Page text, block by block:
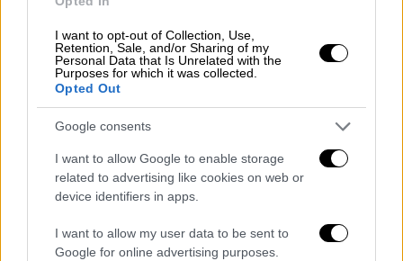
I want to opt-out of Collection, Use,
Retention, Sale, and/or Sharing of my
Personal Data that Is Unrelated with the
Purposes for which it was collected.
Opted Out
Google consents
I want to allow Google to enable storage
related to advertising like cookies on web or
device identifiers in apps.
I want to allow my user data to be sent to
Google for online advertising purposes.
Δυρραχίου και πάσης Αλβανίας κυρού
Αναστασίου. Ο Μακαριώτατος εκοιμήθη
σήμερα, 25 Ιανουαρίου 2025, στις 8:30 π.μ.
(ώρα Ελλάδος) σε ηλικία 95 ετών, στο
Νοσοκομείο "Ο Ευαγγελισμός" των Αθηνών
συνεπείαπολυοργανικής ανεπαρκείας
. Είχε
προηγηθεί πολυήμερη νοσηλεία στο
Νοσοκομείο "Υγεία" των Τιράνων. Καλούμε
το χριστεπώνυμο πλήρωμα της Εκκλησίας
της Αλβανίας να προσεύχεται για την
ανάπαυση της ψυχής του εκλιπόντος